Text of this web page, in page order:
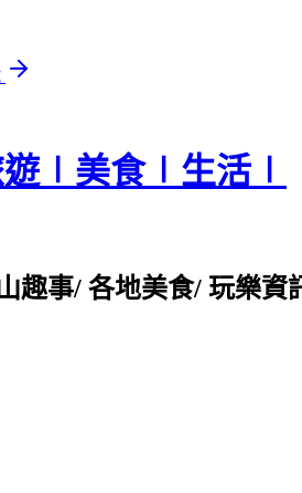
遊∣美食∣生活∣
趣事/ 各地美食/ 玩樂